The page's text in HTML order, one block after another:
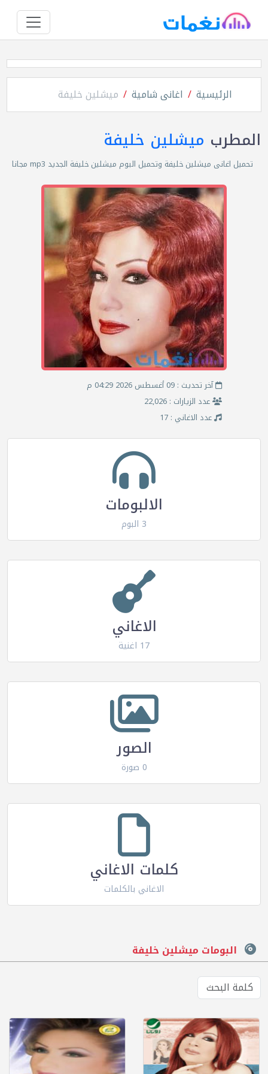
الرئيسية اغانى شامية ميشلين خليفة
المطرب ميشلين خليفة
تحميل اغانى ميشلين خليفة وتحميل البوم ميشلين خليفة الجديد mp3 مجانا
آخر تحديث : 09 أغسطس 2026 04:29 م
عدد الزيارات : 22,026
عدد الاغاني : 17
الالبومات
3 البوم
الاغاني
17 اغنية
الصور
0 صورة
كلمات الاغاني
الاغاني بالكلمات
البومات ميشلين خليفة